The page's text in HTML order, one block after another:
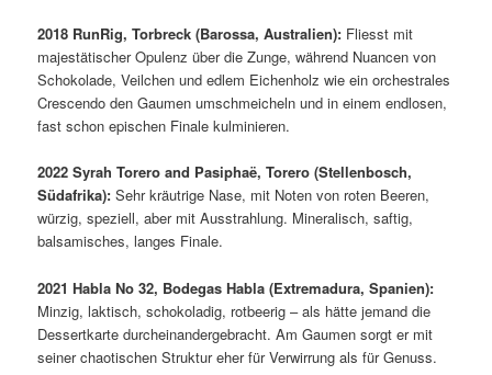
2018 RunRig, Torbreck (Barossa, Australien): Fliesst mit
majestätischer Opulenz über die Zunge, während Nuancen von
Schokolade, Veilchen und edlem Eichenholz wie ein orchestrales
Crescendo den Gaumen umschmeicheln und in einem endlosen,
fast schon epischen Finale kulminieren.
2022 Syrah Torero and Pasiphaë, Torero (Stellenbosch,
Südafrika): Sehr kräutrige Nase, mit Noten von roten Beeren,
würzig, speziell, aber mit Ausstrahlung. Mineralisch, saftig,
balsamisches, langes Finale.
2021 Habla No 32, Bodegas Habla (Extremadura, Spanien):
Minzig, laktisch, schokoladig, rotbeerig – als hätte jemand die
Dessertkarte durcheinandergebracht. Am Gaumen sorgt er mit
seiner chaotischen Struktur eher für Verwirrung als für Genuss.